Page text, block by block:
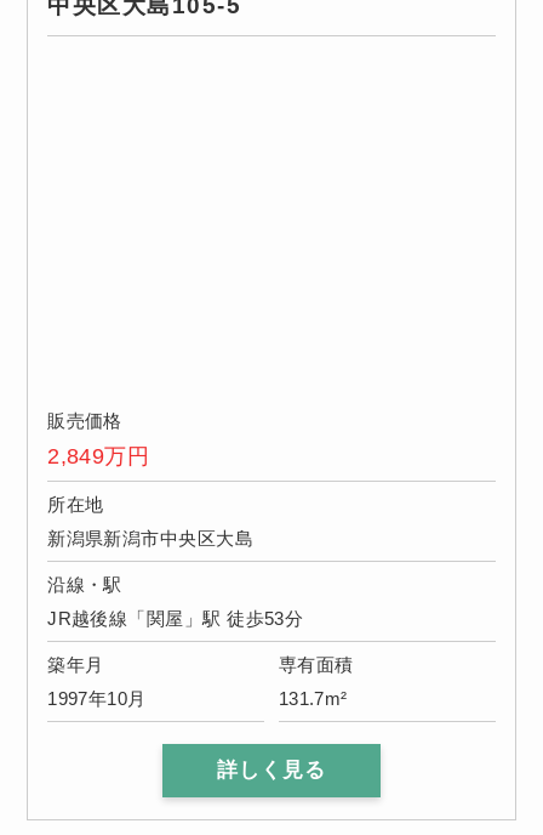
販売価格
2,849万円
所在地
新潟県新潟市中央区大島
沿線・駅
JR越後線「関屋」駅 徒歩53分
築年月
1997年10月
専有面積
131.7m²
詳しく見る